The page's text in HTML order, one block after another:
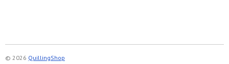
© 2026 QuillingShop